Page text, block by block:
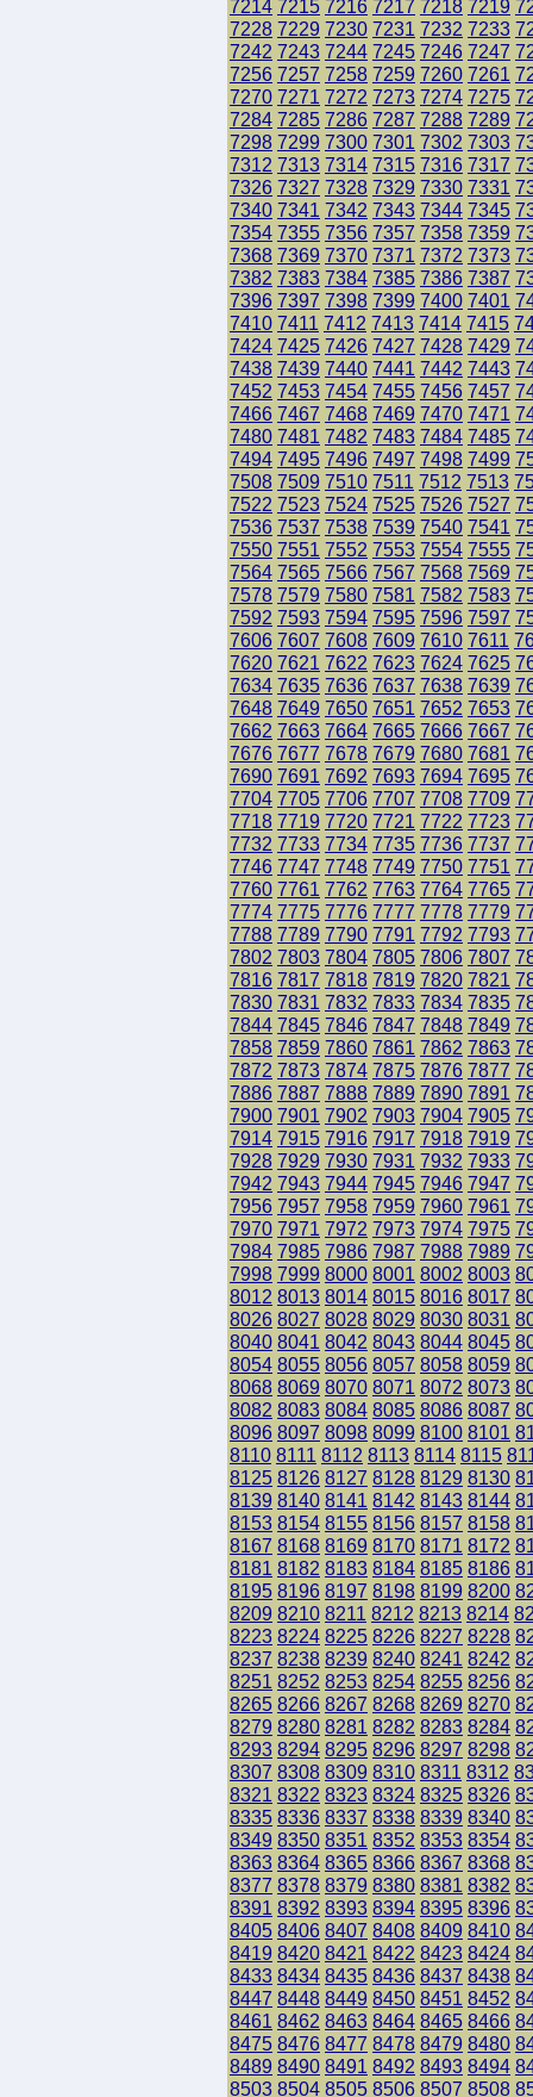
7214 7215 7216 7217 7218 7219
7228 7229 7230 7231 7232 7233
7242 7243 7244 7245 7246 7247
7256 7257 7258 7259 7260 7261
7270 7271 7272 7273 7274 7275
7284 7285 7286 7287 7288 7289
7298 7299 7300 7301 7302 7303
7312 7313 7314 7315 7316 7317
7326 7327 7328 7329 7330 7331
7340 7341 7342 7343 7344 7345
7354 7355 7356 7357 7358 7359
7368 7369 7370 7371 7372 7373
7382 7383 7384 7385 7386 7387
7396 7397 7398 7399 7400 7401
7410 7411 7412 7413 7414 7415
7424 7425 7426 7427 7428 7429
7438 7439 7440 7441 7442 7443
7452 7453 7454 7455 7456 7457
7466 7467 7468 7469 7470 7471
7480 7481 7482 7483 7484 7485
7494 7495 7496 7497 7498 7499
7508 7509 7510 7511 7512 7513
7522 7523 7524 7525 7526 7527
7536 7537 7538 7539 7540 7541
7550 7551 7552 7553 7554 7555
7564 7565 7566 7567 7568 7569
7578 7579 7580 7581 7582 7583
7592 7593 7594 7595 7596 7597
7606 7607 7608 7609 7610 7611
7620 7621 7622 7623 7624 7625
7634 7635 7636 7637 7638 7639
7648 7649 7650 7651 7652 7653
7662 7663 7664 7665 7666 7667
7676 7677 7678 7679 7680 7681
7690 7691 7692 7693 7694 7695
7704 7705 7706 7707 7708 7709
7718 7719 7720 7721 7722 7723
7732 7733 7734 7735 7736 7737
7746 7747 7748 7749 7750 7751
7760 7761 7762 7763 7764 7765
7774 7775 7776 7777 7778 7779
7788 7789 7790 7791 7792 7793
7802 7803 7804 7805 7806 7807
7816 7817 7818 7819 7820 7821
7830 7831 7832 7833 7834 7835
7844 7845 7846 7847 7848 7849
7858 7859 7860 7861 7862 7863
7872 7873 7874 7875 7876 7877
7886 7887 7888 7889 7890 7891
7900 7901 7902 7903 7904 7905
7914 7915 7916 7917 7918 7919
7928 7929 7930 7931 7932 7933
7942 7943 7944 7945 7946 7947
7956 7957 7958 7959 7960 7961
7970 7971 7972 7973 7974 7975
7984 7985 7986 7987 7988 7989
7998 7999 8000 8001 8002 8003
8012 8013 8014 8015 8016 8017
8026 8027 8028 8029 8030 8031
8040 8041 8042 8043 8044 8045
8054 8055 8056 8057 8058 8059
8068 8069 8070 8071 8072 8073
8082 8083 8084 8085 8086 8087
8096 8097 8098 8099 8100 8101
8110 8111 8112 8113 8114 8115
8125 8126 8127 8128 8129 8130
8139 8140 8141 8142 8143 8144
8153 8154 8155 8156 8157 8158
8167 8168 8169 8170 8171 8172
8181 8182 8183 8184 8185 8186
8195 8196 8197 8198 8199 8200
8209 8210 8211 8212 8213 8214
8223 8224 8225 8226 8227 8228
8237 8238 8239 8240 8241 8242
8251 8252 8253 8254 8255 8256
8265 8266 8267 8268 8269 8270
8279 8280 8281 8282 8283 8284
8293 8294 8295 8296 8297 8298
8307 8308 8309 8310 8311 8312
8321 8322 8323 8324 8325 8326
8335 8336 8337 8338 8339 8340
8349 8350 8351 8352 8353 8354
8363 8364 8365 8366 8367 8368
8377 8378 8379 8380 8381 8382
8391 8392 8393 8394 8395 8396
8405 8406 8407 8408 8409 8410
8419 8420 8421 8422 8423 8424
8433 8434 8435 8436 8437 8438
8447 8448 8449 8450 8451 8452
8461 8462 8463 8464 8465 8466
8475 8476 8477 8478 8479 8480
8489 8490 8491 8492 8493 8494
8503 8504 8505 8506 8507 8508